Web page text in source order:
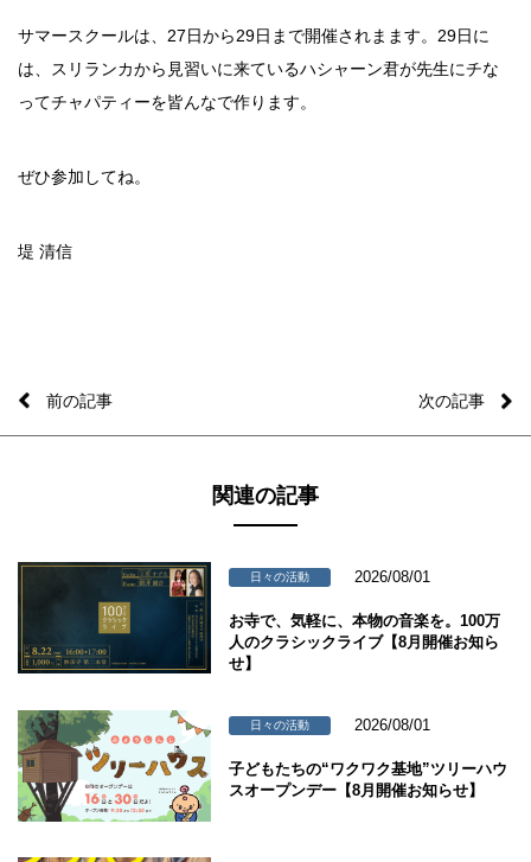
サマースクールは、27日から29日まで開催されまます。29日に
は、スリランカから見習いに来ているハシャーン君が先生にチな
ってチャパティーを皆んなで作ります。
ぜひ参加してね。
堤 清信
前の記事 次の記事
関連の記事
日々の活動 2026/08/01
お寺で、気軽に、本物の音楽を。100万
人のクラシックライブ【8月開催お知ら
せ】
日々の活動 2026/08/01
子どもたちの“ワクワク基地”ツリーハウ
スオープンデー【8月開催お知らせ】